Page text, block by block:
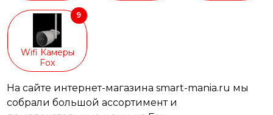
Wifi Камеры
Fox
9
На сайте интернет-магазина smart-mania.ru мы
собрали большой ассортимент и